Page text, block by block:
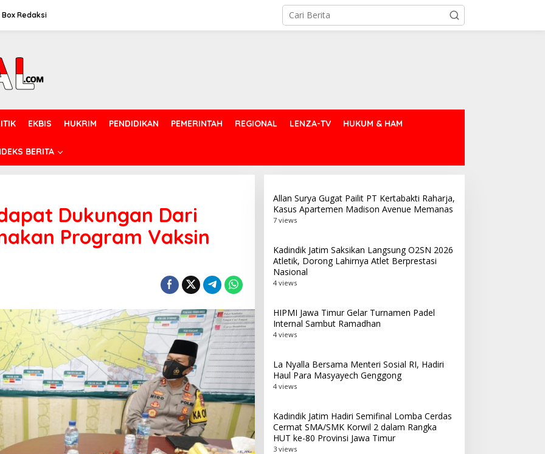
Box Redaksi
EKBIS HUKRIM PENDIDIKAN PEMERINTAH REGIONAL LENZA-TV HUKUM & HAM
BERITA
Dukungan Dari
Program Vaksin
Allan Surya Gugat Pailit PT Kertabakti Raharja,
Kasus Apartemen Madison Avenue Memanas
7 views
Kadindik Jatim Saksikan Langsung O2SN 2026
Atletik, Dorong Lahirnya Atlet Berprestasi
Nasional
4 views
HIPMI Jawa Timur Gelar Turnamen Padel
Internal Sambut Ramadhan
4 views
La Nyalla Bersama Menteri Sosial RI, Hadiri
Haul Para Masyayech Genggong
4 views
Kadindik Jatim Hadiri Semifinal Lomba Cerdas
Cermat SMA/SMK Korwil 2 dalam Rangka
HUT ke-80 Provinsi Jawa Timur
3 views